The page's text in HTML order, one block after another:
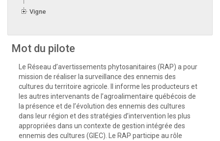
Vigne
Mot du pilote
Le Réseau d’avertissements phytosanitaires (RAP) a pour
mission de réaliser la surveillance des ennemis des
cultures du territoire agricole. Il informe les producteurs et
les autres intervenants de l’agroalimentaire québécois de
la présence et de l’évolution des ennemis des cultures
dans leur région et des stratégies d’intervention les plus
appropriées dans un contexte de gestion intégrée des
ennemis des cultures (GIEC). Le RAP participe au rôle